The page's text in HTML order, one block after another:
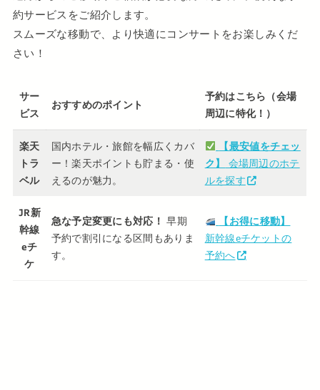
約サービスをご紹介します。
スムーズな移動で、より快適にコンサートをお楽しみくだ
さい！
サー
ビス
おすすめのポイント
予約はこちら（会場
周辺に特化！）
楽天
トラ
ベル
国内ホテル・旅館を幅広くカバ
ー！楽天ポイントも貯まる・使
えるのが魅力。
【最安値をチェッ
ク】
会場周辺のホテ
ルを探す
JR新
幹線
eチ
ケ
急な予定変更にも対応！ 早期
予約で割引になる区間もありま
す。
【お得に移動】
新幹線eチケットの
予約へ